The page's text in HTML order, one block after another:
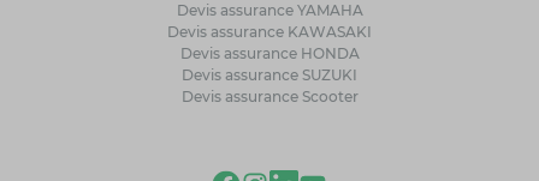
Devis assurance YAMAHA
Devis assurance KAWASAKI
Devis assurance HONDA
Devis assurance SUZUKI
Devis assurance Scooter